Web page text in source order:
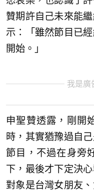
贊期許自己未來能
示：「雖然節目已
開始。」
我是廣
申聖贊透露，剛開
時，其實猶豫過自
節目，不過在身旁
下，最後才下定決
對象是台灣女朋友